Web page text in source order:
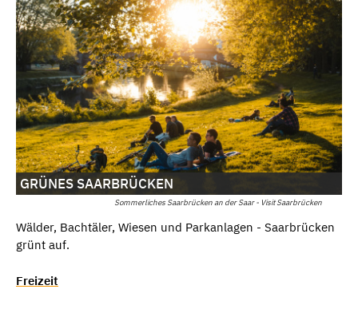
Sommerliches Saarbrücken an der Saar - Visit Saarbrücken
GRÜNES SAARBRÜCKEN
Wälder, Bachtäler, Wiesen und Parkanlagen - Saarbrücken
grünt auf.
Freizeit